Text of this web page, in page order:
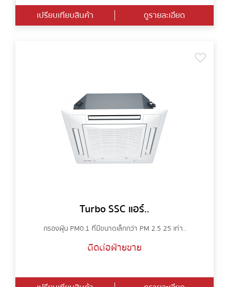
เปรียบเทียบสินค้า ดูรายละเอียด
Turbo SSC แอร์..
กรองฝุ่น PM0.1 ที่มีขนาดเล็กกว่า PM 2.5 25 เท่า..
ติดต่อฝ่ายขาย